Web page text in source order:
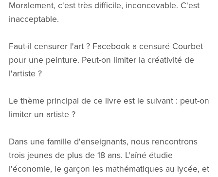
Moralement, c'est très difficile, inconcevable. C'est
inacceptable.
Faut-il censurer l'art ? Facebook a censuré Courbet
pour une peinture. Peut-on limiter la créativité de
l'artiste ?
Le thème principal de ce livre est le suivant : peut-on
limiter un artiste ?
Dans une famille d'enseignants, nous rencontrons
trois jeunes de plus de 18 ans. L'aîné étudie
l'économie, le garçon les mathématiques au lycée, et